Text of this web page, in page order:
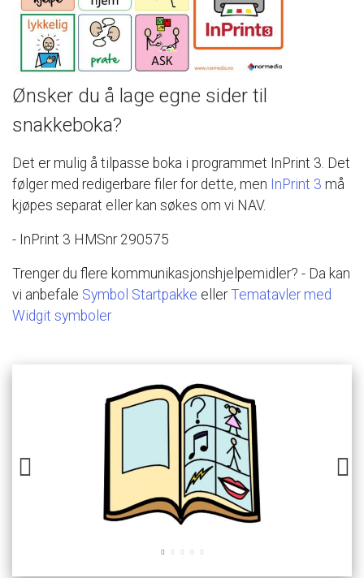
Ønsker du å lage egne sider til
snakkeboka?
Det er mulig å tilpasse boka i programmet InPrint 3. Det
følger med redigerbare filer for dette, men InPrint 3 må
kjøpes separat eller kan søkes om vi NAV.
- InPrint 3 HMSnr 290575
Trenger du flere kommunikasjonshjelpemidler? - Da kan
vi anbefale Symbol Startpakke eller Tematavler med
Widgit symboler